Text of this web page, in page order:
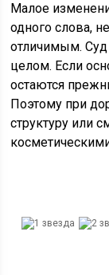
Малое
одного слова,
отличимым. Суд
целом. Если
остаются
Поэтому при
структуру или